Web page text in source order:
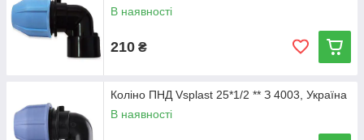
В наявності
210 ₴
Коліно ПНД Vsplast 25*1/2 ** З 4003, Україна
В наявності